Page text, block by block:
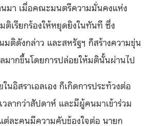
มา เมื่อคณะมนตรีความมั่นคงแห่ง
ติเรียกร้องให้หยุดยิงในทันที ซึ่ง
มติดังกล่าว และสหรัฐฯ ก็สร้างความขุ่น
ลมากขึ้นโดยการปล่อยให้มตินั้นผ่านไป
นอิสราเอลเอง ก็เกิดการประท้วงต่อ
วลากว่าสัปดาห์ และมีผู้คนมาเข้าร่วม
ต่ละคนมีความคับข้องใจต่อ นายก